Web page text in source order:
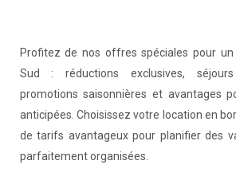
Profitez de nos offres spéciales pour
Sud : réductions exclusives,
promotions saisonnières et avantages
anticipées. Choisissez votre location en
de tarifs avantageux pour planifier des
parfaitement organisées.